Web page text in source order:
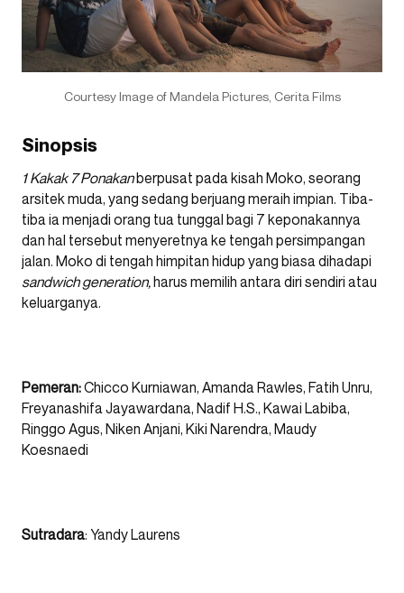
Courtesy Image of Mandela Pictures, Cerita Films
Sinopsis
1 Kakak 7 Ponakanberpusat pada kisah Moko, seorang
arsitek muda, yang sedang berjuang meraih impian. Tiba-
tiba ia menjadi orang tua tunggal bagi 7 keponakannya
dan hal tersebut menyeretnya ke tengah persimpangan
jalan. Moko di tengah himpitan hidup yang biasa dihadapi
sandwich generation,harus memilih antara diri sendiri atau
keluarganya.
Pemeran:Chicco Kurniawan, Amanda Rawles, Fatih Unru,
Freyanashifa Jayawardana, Nadif H.S., Kawai Labiba,
Ringgo Agus, Niken Anjani, Kiki Narendra, Maudy
Koesnaedi
Sutradara: Yandy Laurens